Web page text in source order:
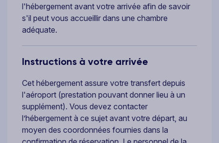
l'hébergement avant votre arrivée afin de savoir
s'il peut vous accueillir dans une chambre
adéquate.
Instructions à votre arrivée
Cet hébergement assure votre transfert depuis
l'aéroport (prestation pouvant donner lieu à un
supplément). Vous devez contacter
l’hébergement à ce sujet avant votre départ, au
moyen des coordonnées fournies dans la